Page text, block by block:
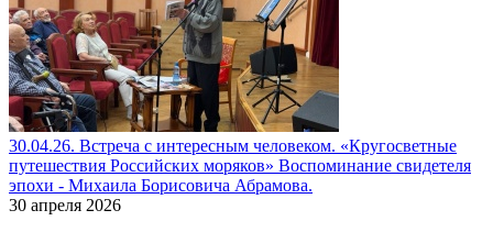
30.04.26. Встреча с интересным человеком. «Кругосветные
путешествия Российских моряков» Воспоминание свидетеля
эпохи - Михаила Борисовича Абрамова.
30 апреля 2026